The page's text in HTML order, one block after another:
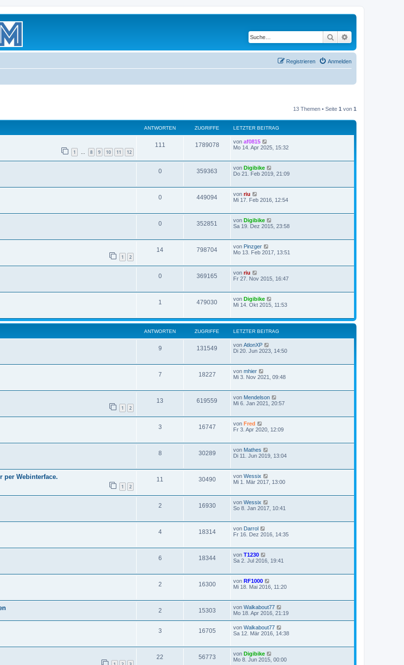
Suche
Anmelden
Registrieren
13 Themen • Seite 1 von 1
ANTWORTEN ZUGRIFFE LETZTER BEITRAG
1 … 8 9 10 11 12
111 1789078 von af0815
Mo 14. Apr 2025, 15:32
0 359363 von Digibike
Do 21. Feb 2019, 21:09
0 449094 von riu
Mi 17. Feb 2016, 12:54
0 352851 von Digibike
Sa 19. Dez 2015, 23:58
1 2
14 798704 von Pinzger
Mo 13. Feb 2017, 13:51
0 369165 von riu
Fr 27. Nov 2015, 16:47
1 479030 von Digibike
Mi 14. Okt 2015, 11:53
ANTWORTEN ZUGRIFFE LETZTER BEITRAG
9 131549 von AtlonXP
Di 20. Jun 2023, 14:50
7 18227 von mhier
Mi 3. Nov 2021, 09:48
1 2
13 619559 von Mendelson
Mi 6. Jan 2021, 20:57
3 16747 von Fred
Fr 3. Apr 2020, 12:09
8 30289 von Mathes
Di 11. Jun 2019, 13:04
per Webinterface.
1 2
11 30490 von Wessix
Mi 1. Mär 2017, 13:00
2 16930 von Wessix
So 8. Jan 2017, 10:41
4 18314 von Darrol
Fr 16. Dez 2016, 14:35
6 18344 von T1230
Sa 2. Jul 2016, 19:41
2 16300 von RF1000
Mi 18. Mai 2016, 11:20
2 15303 von Walkabout77
Mo 18. Apr 2016, 21:19
3 16705 von Walkabout77
Sa 12. Mär 2016, 14:38
22 56773 von Digibike
Mo 8. Jun 2015, 00:00